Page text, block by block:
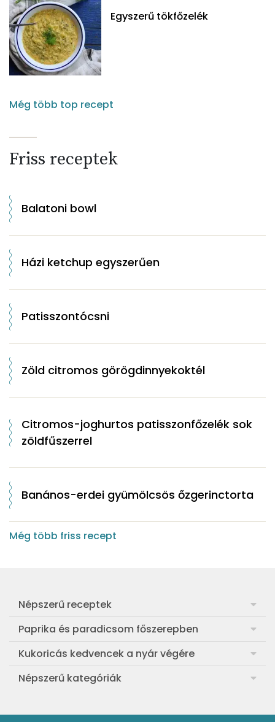
Egyszerű tökfőzelék
Még több top recept
Friss receptek
Balatoni bowl
Házi ketchup egyszerűen
Patisszontócsni
Zöld citromos görögdinnyekoktél
Citromos-joghurtos patisszonfőzelék sok
zöldfűszerrel
Banános-erdei gyümölcsös őzgerinctorta
Még több friss recept
Népszerű receptek
Frankfurti leves
Egyszerű muffin
Aranygaluska
Egyszerű krumplifőzelék
Paprika és paradicsom főszerepben
Pan con Tomate
Paradicsom és paprika eltevése télre
Paradicsomos húsgombóc
Kukoricás kedvencek a nyár végére
Legfinomabb főtt kukorica
Bang bang kukorica
Népszerű kategóriák